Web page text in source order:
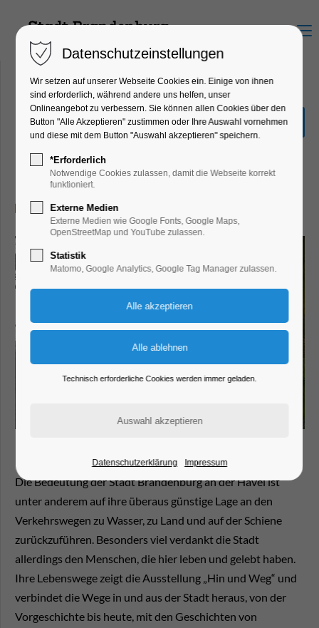
Menu
Sonderausstellung "Hin &
Weg"
Ausstellung, Kinder, Jugend, Kunst,
Mitmach-Aktion
12.08.2026, 13:00–17:00
Die Bedeutung der Stadt Brandenburg an der Havel ist
unter anderem auf ihre überaus günstige Lage an den
Verkehrswegen zu Wasser, zu Land und auf der Schiene
zurückzuführen. Besonders viel verdankt die Stadt
allerdings den Menschen, die hier leben und gelebt haben.
Ihre Lebenswege zeigt die Ausstellung „Hin und Weg“ und
verbindet die Wege in und aus der Stadt heraus, von der
Vorgeschichte bis heute, mit den Geschichten von
Datenschutzeinstellungen
Wir setzen auf unserer Webseite Cookies ein. Einige von ihnen
sind erforderlich, während andere uns helfen, unser
Onlineangebot zu verbessern. Sie können allen Cookies über den
Button "Alle Akzeptieren" zustimmen oder Ihre Auswahl vornehmen
und diese mit dem Button "Auswahl akzeptieren" speichern.
*Erforderlich
Notwendige Cookies zulassen, damit die Webseite korrekt
funktioniert.
Externe Medien
Externe Medien wie Google Fonts, Google Maps,
OpenStreetMap und YouTube zulassen.
Statistik
Matomo, Google Analytics, Google Tag Manager zulassen.
Technisch erforderliche Cookies werden immer geladen.
Datenschutzerklärung Impressum